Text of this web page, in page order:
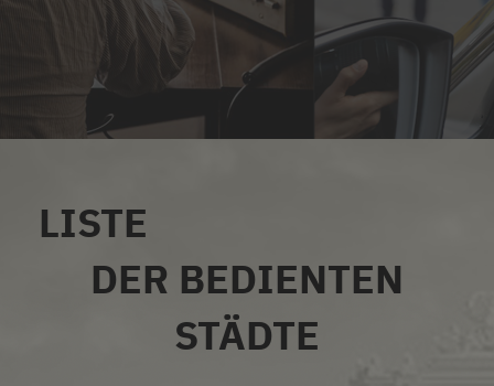
LISTE
DER BEDIENTEN
STÄDTE